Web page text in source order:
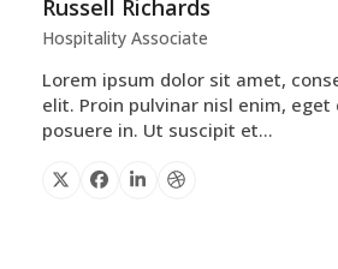
Russell Richards
Hospitality Associate
Lorem ipsum dolor sit amet,
elit. Proin pulvinar nisl enim,
posuere in. Ut suscipit et…
X Facebook
LinkedinDribbble